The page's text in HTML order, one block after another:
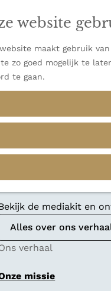
website
maakt gebruik
zo goed mogelijk te
te gaan.
parels
2026
de mediakit en
Alles over ons
verhaal
missie